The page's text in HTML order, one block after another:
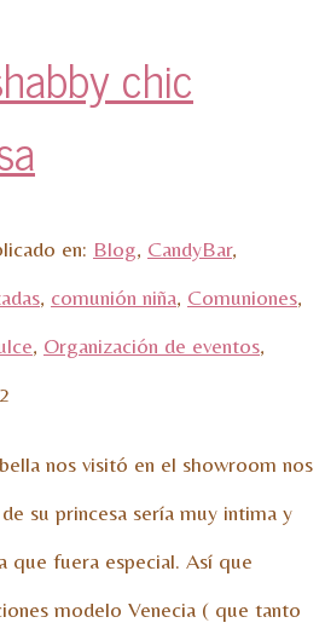
chic
en: Blog, CandyBar,
, comunión niña, Comuniones,
, Organización de eventos,
2
nos visitó en el showroom nos
su princesa sería muy intima y
que fuera especial. Así que
modelo Venecia ( que tanto